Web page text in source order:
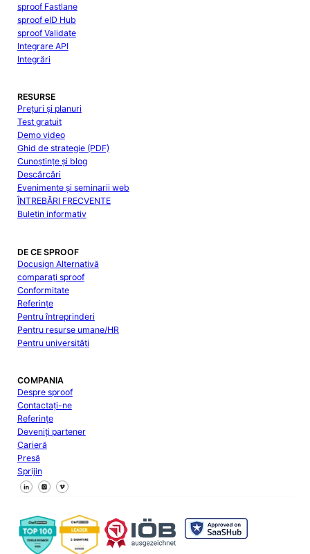
sproof Fastlane
sproof eID Hub
sproof Validate
Integrare API
Integrări
RESURSE
Prețuri și planuri
Test gratuit
Demo video
Ghid de strategie (PDF)
Cunoștințe și blog
Descărcări
Evenimente și seminarii web
ÎNTREBĂRI FRECVENTE
Buletin informativ
DE CE SPROOF
Docusign Alternativă
comparați sproof
Conformitate
Referințe
Pentru întreprinderi
Pentru resurse umane/HR
Pentru universități
COMPANIA
Despre sproof
Contactați-ne
Referințe
Deveniți partener
Carieră
Presă
Sprijin
Urmăriți-ne pe Facebook
Urmăriți-ne pe X
Urmăriți-ne pe LinkedIn